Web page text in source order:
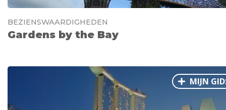
BEZIENSWAARDIGHEDEN
Gardens by the Bay
MIJN